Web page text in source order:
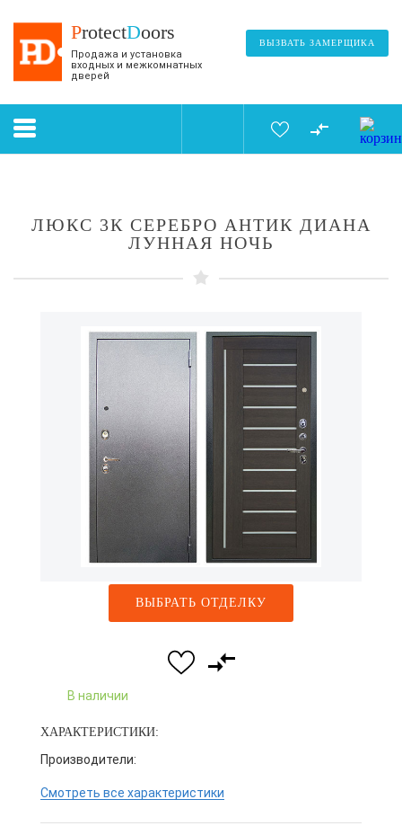
ProtectDoors
Продажа и установка
входных и межкомнатных
дверей
ВЫЗВАТЬ ЗАМЕРЩИКА
ЛЮКС 3К СЕРЕБРО АНТИК ДИАНА
ЛУННАЯ НОЧЬ
ВЫБРАТЬ ОТДЕЛКУ
В наличии
ХАРАКТЕРИСТИКИ:
Производители:
Смотреть все характеристики